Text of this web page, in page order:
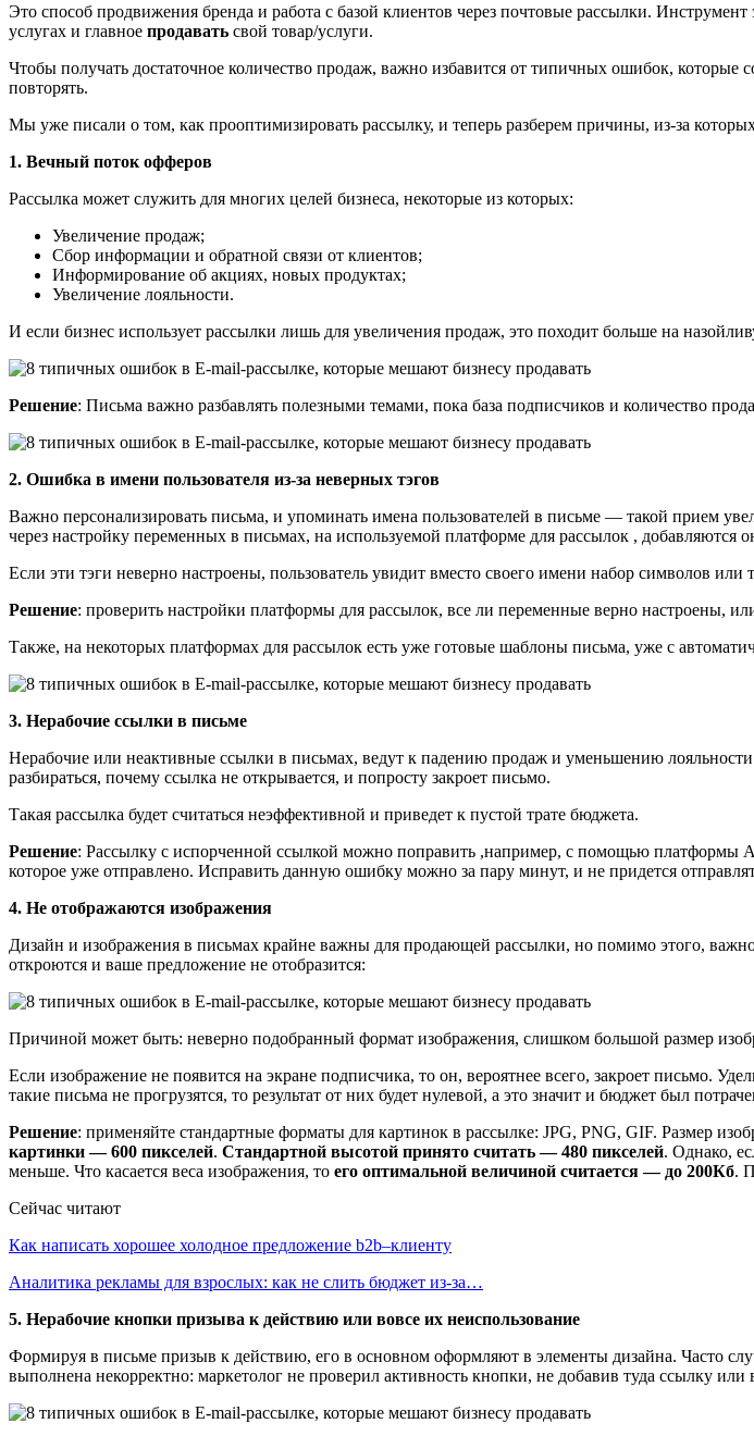
Это способ продвижения бренда и работа с базой клиентов через почтовые рассылки.
услугах и главное продавать свой товар/услуги.
Чтобы получать достаточное количество продаж, важно избавится от типичных ошибок, которые
повторять.
Мы уже писали о том, как прооптимизировать рассылку, и теперь разберем причины, из-за
1. Вечный поток офферов
Рассылка может служить для многих целей бизнеса, некоторые из которых:
Увеличение продаж;
Сбор информации и обратной связи от клиентов;
Информирование об акциях, новых продуктах;
Увеличение лояльности.
И если бизнес использует рассылки лишь для увеличения продаж, это походит больше на
Решение: Письма важно разбавлять полезными темами, пока база подписчиков и количество
2. Ошибка в имени пользователя из-за неверных тэгов
Важно персонализировать письма, и упоминать имена пользователей в письме — такой прием
через настройку переменных в письмах, на используемой платформе для рассылок , добавляются
Если эти тэги неверно настроены, пользователь увидит вместо своего имени набор символов или
Решение: проверить настройки платформы для рассылок, все ли переменные верно настроены,
Также, на некоторых платформах для рассылок есть уже готовые шаблоны письма, уже с
3. Нерабочие ссылки в письме
Нерабочие или неактивные ссылки в письмах, ведут к падению продаж и уменьшению лояльности
разбираться, почему ссылка не открывается, и попросту закроет письмо.
Такая рассылка будет считаться неэффективной и приведет к пустой трате бюджета.
Решение: Рассылку с испорченной ссылкой можно поправить ,например, с помощью платформы
которое уже отправлено. Исправить данную ошибку можно за пару минут, и не придется
4. Не отображаются изображения
Дизайн и изображения в письмах крайне важны для продающей рассылки, но помимо этого,
откроются и ваше предложение не отобразится:
Причиной может быть: неверно подобранный формат изображения, слишком большой размер
Если изображение не появится на экране подписчика, то он, вероятнее всего, закроет письмо.
такие письма не прогрузятся, то результат от них будет нулевой, а это значит и бюджет был
Решение: применяйте стандартные форматы для картинок в рассылке: JPG, PNG, GIF. Размер
картинки — 600 пикселей. Стандартной высотой принято считать — 480 пикселей. Однако,
меньше. Что касается веса изображения, то его оптимальной величиной считается — до 200Кб.
Сейчас читают
Как написать хорошее холодное предложение b2b–клиенту
Аналитика рекламы для взрослых: как не слить бюджет из-за…
5. Нерабочие кнопки призыва к действию или вовсе их неиспользование
Формируя в письме призыв к действию, его в основном оформляют в элементы дизайна. Часто
выполнена некорректно: маркетолог не проверил активность кнопки, не добавив туда ссылку